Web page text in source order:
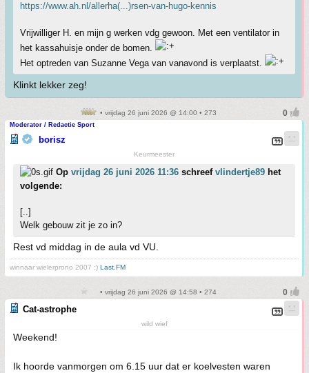
https://www.ah.nl/allerha(...)rsen-van-hugo-kennis
Vrijwilliger H. en mijn g werken vdg gewoon. Met een ventilator in
het kassahuisje onder de bomen.
Het optreden van Suzanne Vega van vanavond is verplaatst.
Klinkt lekker zeg!
• vrijdag 26 juni 2026 @ 14:00 • 273
Moderator / Redactie Sport
borisz
Keurmeester
Op vrijdag 26 juni 2026 11:36 schreef vlindertje89 het
volgende:
[..]
Welk gebouw zit je zo in?
Rest vd middag in de aula vd VU.
winnaar wielerprono 2007 :) Last.FM
• vrijdag 26 juni 2026 @ 14:58 • 274
Cat-astrophe
wild wief
Weekend!
Ik hoorde vanmorgen om 6.15 uur dat er koelvesten waren